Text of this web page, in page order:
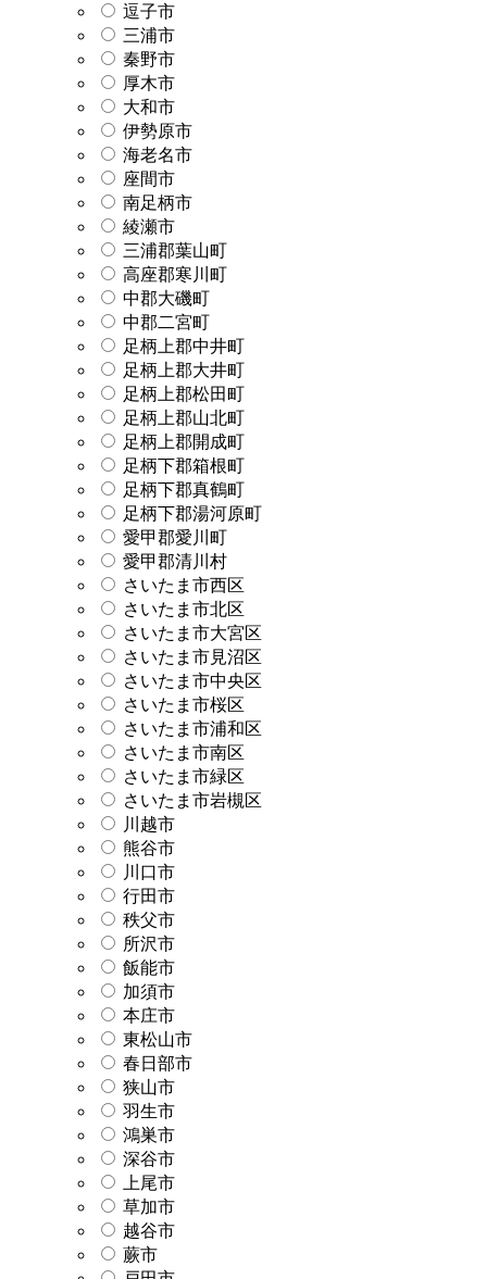
逗子市
三浦市
秦野市
厚木市
大和市
伊勢原市
海老名市
座間市
南足柄市
綾瀬市
三浦郡葉山町
高座郡寒川町
中郡大磯町
中郡二宮町
足柄上郡中井町
足柄上郡大井町
足柄上郡松田町
足柄上郡山北町
足柄上郡開成町
足柄下郡箱根町
足柄下郡真鶴町
足柄下郡湯河原町
愛甲郡愛川町
愛甲郡清川村
さいたま市西区
さいたま市北区
さいたま市大宮区
さいたま市見沼区
さいたま市中央区
さいたま市桜区
さいたま市浦和区
さいたま市南区
さいたま市緑区
さいたま市岩槻区
川越市
熊谷市
川口市
行田市
秩父市
所沢市
飯能市
加須市
本庄市
東松山市
春日部市
狭山市
羽生市
鴻巣市
深谷市
上尾市
草加市
越谷市
蕨市